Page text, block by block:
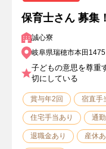
保育士さん 募集！
誠心寮
岐阜県瑞穂市本田1475
子どもの意思を尊重
切にしている
賞与年2回 宿直手
住宅手当あり 通
退職金あり 産休